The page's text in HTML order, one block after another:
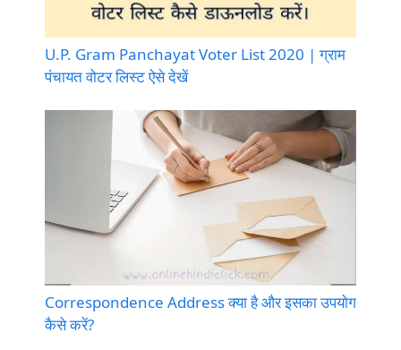
U.P. Gram Panchayat Voter List 2020 | ग्राम
पंचायत वोटर लिस्ट ऐसे देखें
Correspondence Address क्या है और इसका उपयोग
कैसे करें?